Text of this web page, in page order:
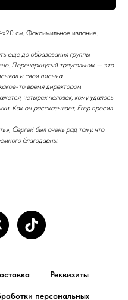
см, Факсимильное издание.
еще до образования группы
Перечеркнутый треугольник — это
и свои письма.
то время директором
четырех человек, кому удалось
Как он рассказывает, Егор просил
Сергей был очень рад тому, что
благодарны.
Реквизиты
персональных